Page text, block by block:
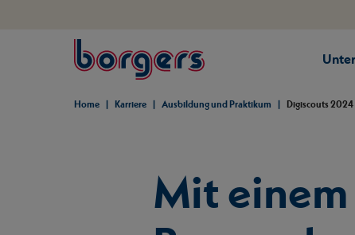
Borgers
Home Karriere Ausbildung und Praktikum Digiscouts 2024
Mit einem